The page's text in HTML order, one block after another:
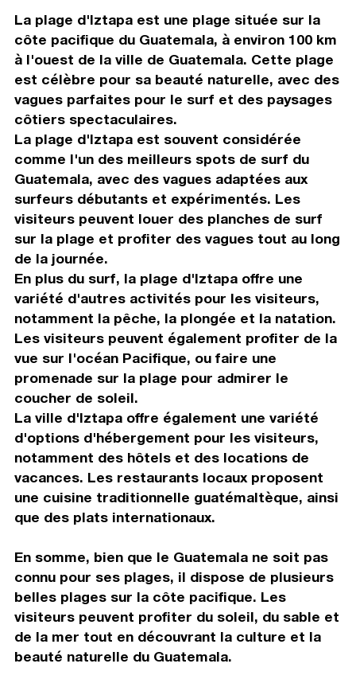
La plage d'Iztapa est une plage située sur la
côte pacifique du Guatemala, à environ 100 km
à l'ouest de la ville de Guatemala. Cette plage
est célèbre pour sa beauté naturelle, avec des
vagues parfaites pour le surf et des paysages
côtiers spectaculaires.
La plage d'Iztapa est souvent considérée
comme l'un des meilleurs spots de surf du
Guatemala, avec des vagues adaptées aux
surfeurs débutants et expérimentés. Les
visiteurs peuvent louer des planches de surf
sur la plage et profiter des vagues tout au long
de la journée.
En plus du surf, la plage d'Iztapa offre une
variété d'autres activités pour les visiteurs,
notamment la pêche, la plongée et la natation.
Les visiteurs peuvent également profiter de la
vue sur l'océan Pacifique, ou faire une
promenade sur la plage pour admirer le
coucher de soleil.
La ville d'Iztapa offre également une variété
d'options d'hébergement pour les visiteurs,
notamment des hôtels et des locations de
vacances. Les restaurants locaux proposent
une cuisine traditionnelle guatémaltèque, ainsi
que des plats internationaux.
En somme, bien que le Guatemala ne soit pas
connu pour ses plages, il dispose de plusieurs
belles plages sur la côte pacifique. Les
visiteurs peuvent profiter du soleil, du sable et
de la mer tout en découvrant la culture et la
beauté naturelle du Guatemala.